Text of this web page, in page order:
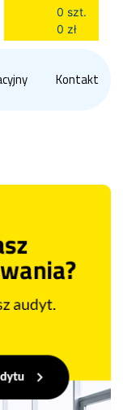
0 szt.
0 zł
Kontakt